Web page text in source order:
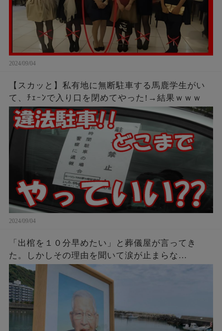
2024/09/04
【スカッと】私有地に無断駐車する馬鹿学生がい
て、ﾁｪｰﾝで入り口を閉めてやった!→結果ｗｗｗ
2024/09/04
「出棺を１０分早めたい」と葬儀屋が言ってき
た。しかしその理由を聞いて涙が止まらな
い・・・